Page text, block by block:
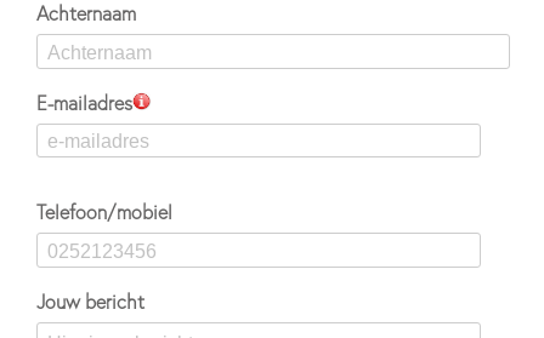
Achternaam
E-mailadres
Telefoon/mobiel
Jouw bericht